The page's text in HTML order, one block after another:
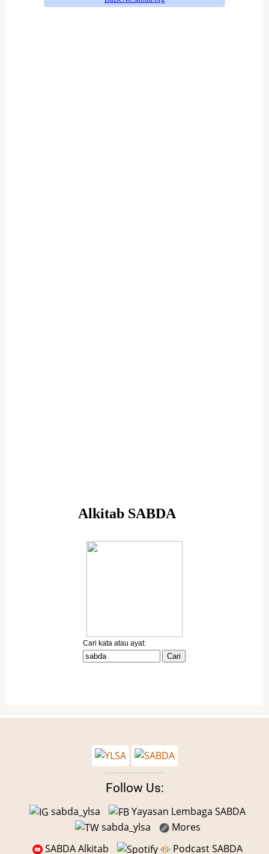
Follow Us:
sabda_ylsa
Yayasan Lembaga SABDA
sabda_ylsa
Mores
SABDA Alkitab
Podcast SABDA